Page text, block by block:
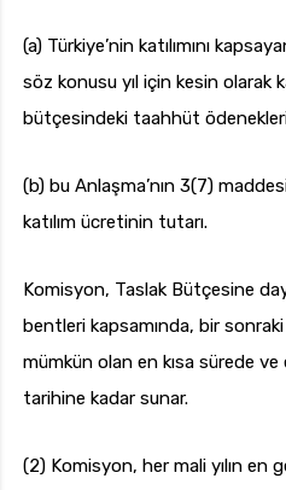
(a) Türkiye’nin katılımını
söz konusu yıl için kesin olarak
bütçesindeki taahhüt
(b) bu Anlaşma’nın 3(7)
katılım ücretinin tutarı.
Komisyon, Taslak Bütçesine
bentleri kapsamında, bir
mümkün olan en kısa sürede ve
tarihine kadar sunar.
(2) Komisyon, her mali yılın en